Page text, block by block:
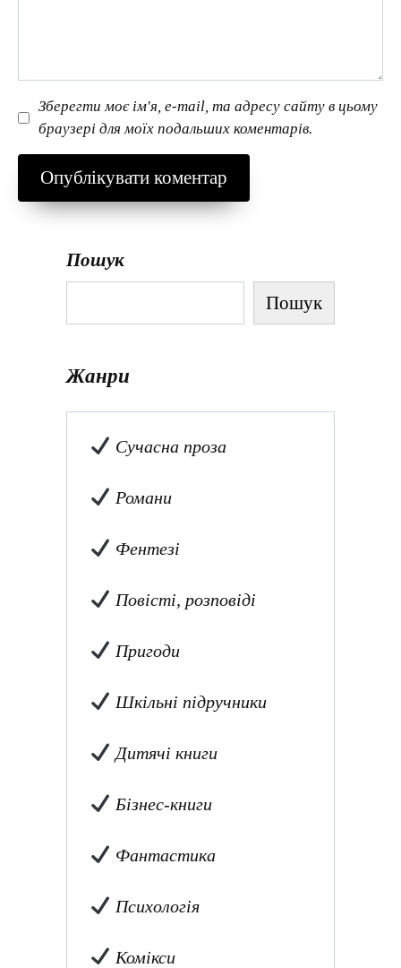
Зберегти моє ім'я, e-mail, та адресу сайту в цьому
браузері для моїх подальших коментарів.
Пошук
Пошук
Жанри
Сучасна проза
Романи
Фентезі
Повісті, розповіді
Пригоди
Шкільні підручники
Дитячі книги
Бізнес-книги
Фантастика
Психологія
Комікси